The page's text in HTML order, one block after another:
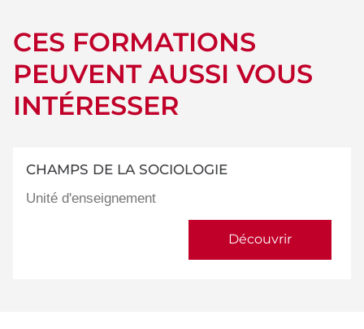
CES FORMATIONS
PEUVENT AUSSI VOUS
INTÉRESSER
CHAMPS DE LA SOCIOLOGIE
Unité d'enseignement
Découvrir